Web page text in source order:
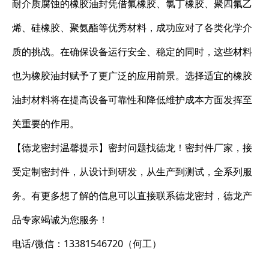
耐介质腐蚀的橡胶油封凭借氟橡胶、氯丁橡胶、聚四氟乙
烯、硅橡胶、聚氨酯等优秀材料，成功应对了各类化学介
质的挑战。在确保设备运行安全、稳定的同时，这些材料
也为橡胶油封赋予了更广泛的应用前景。选择适宜的橡胶
油封材料将在提高设备可靠性和降低维护成本方面发挥至
关重要的作用。
【德龙密封温馨提示】密封问题找德龙！密封件厂家，接
受定制密封件，从设计到研发，从生产到测试，全系列服
务。有更多想了解的信息可以直接联系德龙密封，德龙产
品专家竭诚为您服务！
电话/微信：13381546720（何工）